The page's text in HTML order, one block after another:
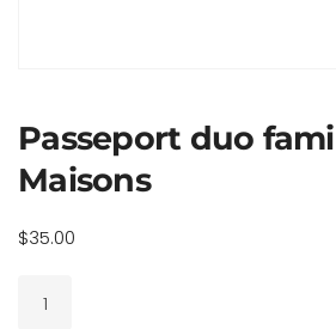
Passeport duo
Maisons
$35.00